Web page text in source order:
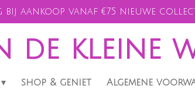
bij aankoop vanaf €75 nieuwe
de kleine
shop & geniet Algemene